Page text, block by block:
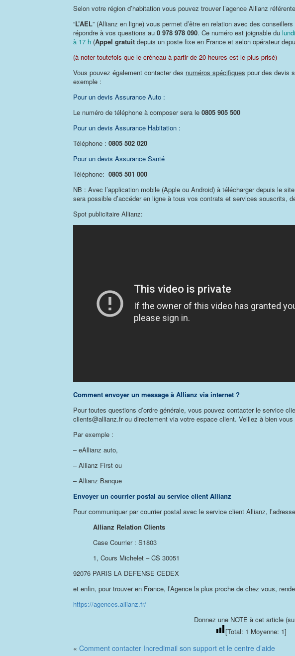
Selon votre région d’habitation vous pouvez trouver l’agence Allianz
“L’AEL” (Allianz en ligne) vous permet d’être en relation avec des
répondre à vos questions au 0 978 978 090. Ce numéro est joignable du
à 17 h (Appel gratuit depuis un poste fixe en France et selon opérateur
(à noter toutefois que le créneau à partir de 20 heures est le plus prisé)
Vous pouvez également contacter des numéros spécifiques pour des devis
exemple :
Pour un devis Assurance Auto :
Le numéro de téléphone à composer sera le 0805 905 500
Pour un devis Assurance Habitation :
Téléphone : 0805 502 020
Pour un devis Assurance Santé
Téléphone: 0805 501 000
NB : Avec l’application mobile (Apple ou Android) à télécharger depuis le
sera possible d’accéder en ligne à tous vos contrats et services souscrits,
Spot publicitaire Allianz:
Comment envoyer un message à Allianz via internet ?
Pour toutes questions d’ordre générale, vous pouvez contacter le service
clients@allianz.fr ou directement via votre espace client. Veillez à bien
Par exemple :
– eAllianz auto,
– Allianz First ou
– Allianz Banque
Envoyer un courrier postal au service client Allianz
Pour communiquer par courrier postal avec le service client Allianz,
Allianz Relation Clients
Case Courrier : S1803
1, Cours Michelet – CS 30051
92076 PARIS LA DEFENSE CEDEX
et enfin, pour trouver en France, l’Agence la plus proche de chez vous,
https://agences.allianz.fr/
Donnez une NOTE à cet article
[Total: 1 Moyenne: 1]
« Comment contacter Incredimail son support et le centre d’aide